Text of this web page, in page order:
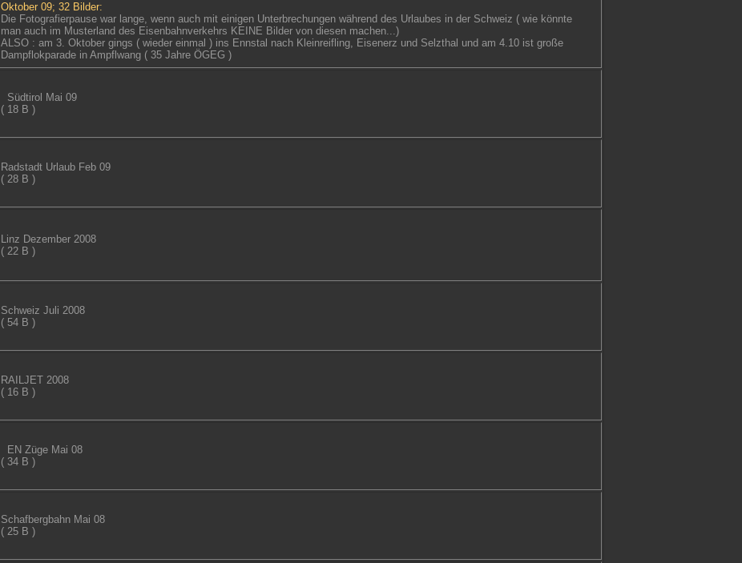
Oktober 09; 32 Bilder:
Die Fotografierpause war lange, wenn auch mit einigen Unterbrechungen während des Urlaubes in der Schweiz ( wie könnte
man auch im Musterland des Eisenbahnverkehrs KEINE Bilder von diesen machen...)
ALSO : am 3. Oktober gings ( wieder einmal ) ins Ennstal nach Kleinreifling, Eisenerz und Selzthal und am 4.10 ist große
Dampflokparade in Ampflwang ( 35 Jahre ÖGEG )
Südtirol Mai 09
( 18 B )
Radstadt Urlaub Feb 09
( 28 B )
Linz Dezember 2008
( 22 B )
Schweiz Juli 2008
( 54 B )
RAILJET 2008
( 16 B )
EN Züge Mai 08
( 34 B )
Schafbergbahn Mai 08
( 25 B )